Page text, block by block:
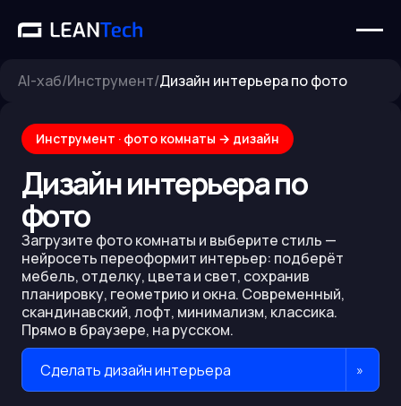
AI-хаб/Инструмент/Дизайн интерьера по фото
Инструмент · фото комнаты → дизайн
Дизайн интерьера по
фото
Загрузите фото комнаты и выберите стиль —
нейросеть переоформит интерьер: подберёт
мебель, отделку, цвета и свет, сохранив
планировку, геометрию и окна. Современный,
скандинавский, лофт, минимализм, классика.
Прямо в браузере, на русском.
Сделать дизайн интерьера »